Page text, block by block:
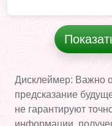
Дисклеймер: Важно
предсказание
не гарантируют
информации,